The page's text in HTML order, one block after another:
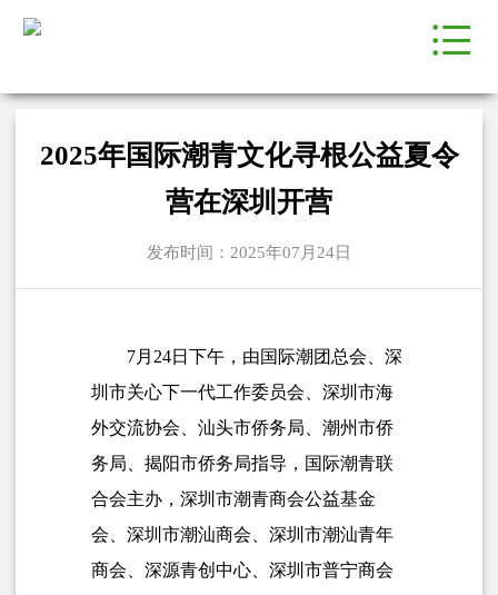
2025年国际潮青文化寻根公益夏令
营在深圳开营
发布时间：2025年07月24日
7月24日下午，由国际潮团总会、深
圳市关心下一代工作委员会、 深圳市海
外交流协会、 汕头市侨务局、潮州市侨
务局、揭阳市侨务局指导， 国际潮青联
合会主办，深圳市潮青商会公益基金
会、深圳市潮汕商会、深圳市潮汕青年
商会、深源青创中心、深圳市普宁商会